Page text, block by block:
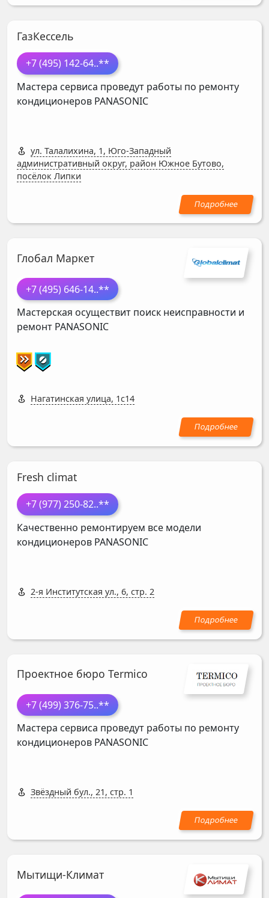
ГазКессель
+7 (495) 142-64..**
Мастера сервиса проведут работы по ремонту
кондиционеров PANASONIC
ул. Талалихина, 1, Юго-Западный
административный округ, район Южное Бутово,
посёлок Липки
Глобал Маркет
+7 (495) 646-14..**
Мастерская осуществит поиск неисправности и
ремонт PANASONIC
Нагатинская улица, 1с14
Fresh climat
+7 (977) 250-82..**
Качественно ремонтируем все модели
кондиционеров PANASONIC
2-я Институтская ул., 6, стр. 2
Проектное бюро Termico
+7 (499) 376-75..**
Мастера сервиса проведут работы по ремонту
кондиционеров PANASONIC
Звёздный бул., 21, стр. 1
Мытищи-Климат